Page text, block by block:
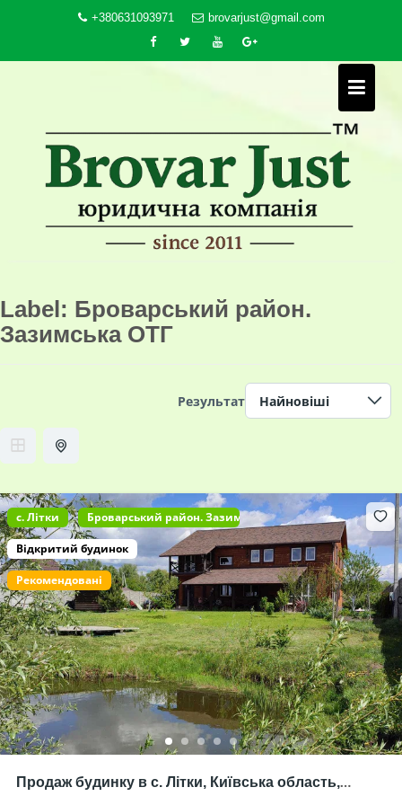
+380631093971 brovarjust@gmail.com
Label: Броварський район.
Зазимська ОТГ
Результат
c. Літки Броварський район. Зазимська ОТГ
Відкритий будинок
Рекомендовані
Продаж будинку в с. Літки, Київська область,